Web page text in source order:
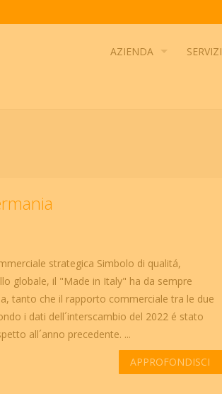
AZIENDA SERVIZI
strategica Simbolo di qualitá,
globale, il "Made in Italy" ha da sempre
tanto che il rapporto commerciale tra le due
i dati dell´interscambio del 2022 é stato
all´anno precedente. ...
APPROFONDISCI